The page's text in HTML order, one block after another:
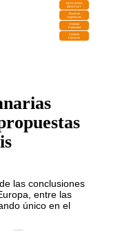
DESCARGA
MIRAPLAY
Buzón de
Sugerencias
Contratar
Publicidad
Contacto
Comercial
las conclusiones
entre las
único en el